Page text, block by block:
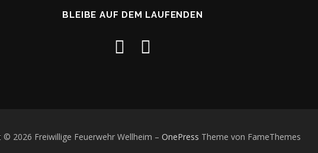
BLEIBE AUF DEM LAUFENDEN
© 2026 Freiwillige Feuerwehr Wellheim – OnePress Theme von FameThemes